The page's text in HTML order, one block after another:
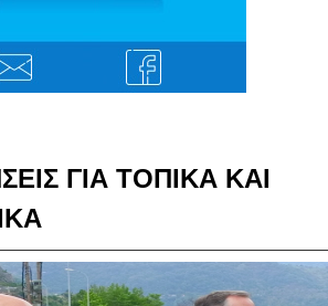
ΓΙΑ ΤΟΠΙΚΑ ΚΑΙ